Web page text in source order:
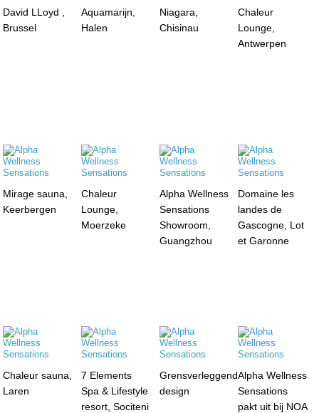
David LLoyd ,
Brussel
Aquamarijn,
Halen
Niagara,
Chisinau
Chaleur
Lounge,
Antwerpen
Mirage sauna,
Keerbergen
Chaleur
Lounge,
Moerzeke
Alpha Wellness
Sensations
Showroom,
Guangzhou
Domaine les
landes de
Gascogne, Lot
et Garonne
Chaleur sauna,
Laren
7 Elements
Spa & Lifestyle
resort, Sociteni
Grensverleggend
design
Alpha Wellness
Sensations
pakt uit bij NOA